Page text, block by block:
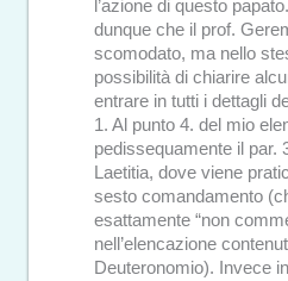
l’azione di questo
dunque che il prof.
scomodato, ma nello
possibilità di chiarire
entrare in tutti i dettagli
1. Al punto 4. del mio
pedissequamente il par.
Laetitia, dove viene
sesto comandamento
esattamente “non
nell’elencazione
Deuteronomio). Invece